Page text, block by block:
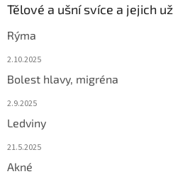
Tělové a ušní svíce a jejich
Rýma
2.10.2025
Bolest hlavy, migréna
2.9.2025
Ledviny
21.5.2025
Akné